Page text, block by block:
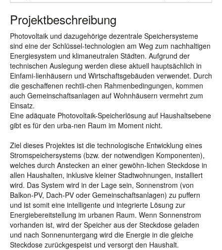
Projektbeschreibung
Photovoltaik und dazugehörige dezentrale Speichersysteme
sind eine der Schlüssel-technologien am Weg zum nachhaltigen
Energiesystem und klimaneutralen Städten. Aufgrund der
technischen Auslegung werden diese aktuell hauptsächlich in
Einfami-lienhäusern und Wirtschaftsgebäuden verwendet. Durch
die geschaffenen rechtli-chen Rahmenbedingungen, kommen
auch Gemeinschaftsanlagen auf Wohnhäusern vermehrt zum
Einsatz.
Eine adäquate Photovoltaik-Speicherlösung auf Haushaltsebene
gibt es für den urba-nen Raum im Moment nicht.
Ziel dieses Projektes ist die technologische Entwicklung eines
Stromspeichersystems (bzw. der notwendigen Komponenten),
welches durch Anstecken an einer gewöhn-lichen Steckdose in
allen Haushalten, inklusive kleiner Stadtwohnungen, installiert
wird. Das System wird in der Lage sein, Sonnenstrom (von
Balkon-PV, Dach-PV oder Gemeinschaftsanlagen) zu puffern
und ist somit eine intelligente und integrierte Lösung zur
Energiebereitstellung im urbanen Raum. Wenn Sonnenstrom
vorhanden ist, wird der Speicher aus der Steckdose geladen
und nach Sonnenuntergang wird die Energie in die gleiche
Steckdose zurückgespeist und versorgt den Haushalt.